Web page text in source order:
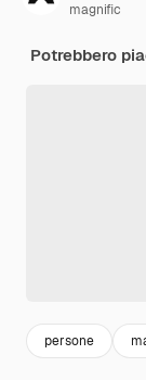
magnific
Potrebbero
persone